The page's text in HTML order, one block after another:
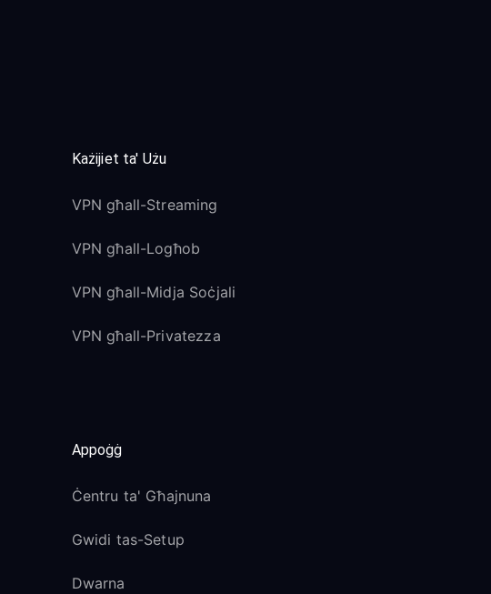
Każijiet ta' Użu
VPN għall-Streaming
VPN għall-Logħob
VPN għall-Midja Soċjali
VPN għall-Privatezza
Appoġġ
Ċentru ta' Għajnuna
Gwidi tas-Setup
Dwarna